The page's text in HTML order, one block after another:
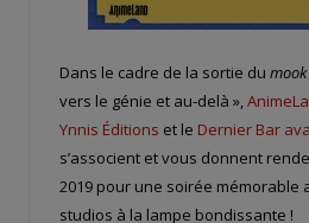
Dans le cadre de la sortie du mook
vers le génie et au-delà »,
Ynnis Éditions et le Dernier Bar
s’associent et vous donnent
2019 pour une soirée mémorable
studios à la lampe bondissante !